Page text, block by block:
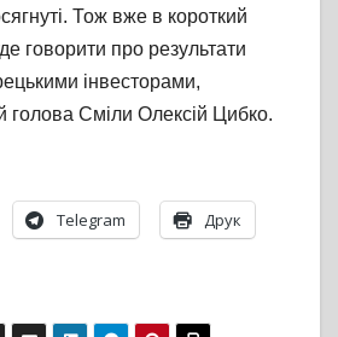
Тож вже в короткий
говорити про результати
інвесторами,
голова Сміли Олексій Цибко.
Telegram Друк